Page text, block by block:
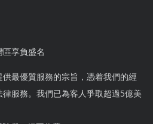
享負盛名
最優質服務的宗旨，憑着我們的經
服務。我們已為客人爭取超過5億美